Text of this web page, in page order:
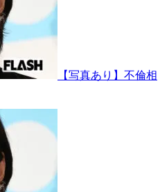
【写真あり】不倫相